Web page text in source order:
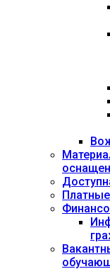
Платные